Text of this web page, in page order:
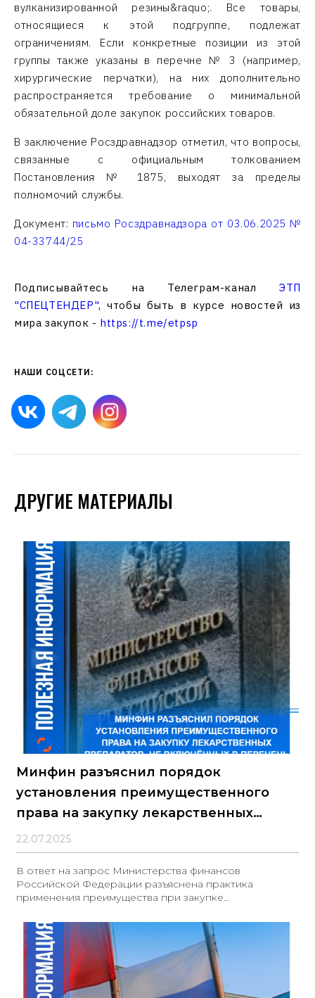
вулканизированной резины&raquo;. Все товары,
относящиеся к этой подгруппе, подлежат
ограничениям. Если конкретные позиции из этой
группы также указаны в перечне № 3 (например,
хирургические перчатки), на них дополнительно
распространяется требование о минимальной
обязательной доле закупок российских товаров.
В заключение Росздравнадзор отметил, что вопросы,
связанные с официальным толкованием
Постановления № 1875, выходят за пределы
полномочий службы.
Документ: письмо Росздравнадзора от 03.06.2025 №
04-33744/25
Подписывайтесь на Телеграм-каналЭТП
"СПЕЦТЕНДЕР", чтобы быть в курсе новостей из
мира закупок - https://t.me/etpsp
НАШИ СОЦСЕТИ:
ДРУГИЕ МАТЕРИАЛЫ
Минфин разъяснил порядок
установления преимущественного
права на закупку лекарственных
препаратов, не включённых в
перечень ЖНВЛП
22.07.2025
В ответ на запрос Министерства финансов
Российской Федерации разъяснена практика
применения преимущества при закупке
правового регулирования. В соответствии с
положениями Постановления Правительства
Российской Федерации от 30 декабря 2015 г. № 1875
(далее — Постановление № 1875), преимущество при
закупках лекарственных средств применяется в
следующих случаях: 1